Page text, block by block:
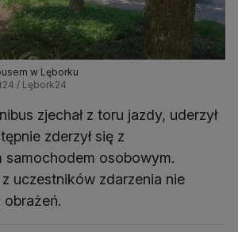
w Lęborku
/ Lębork24
zjechał z toru jazdy, uderzył
zderzył się z
samochodem osobowym.
uczestników zdarzenia nie
obrażeń.